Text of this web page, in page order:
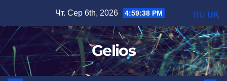
вмісту
Чт. Сер 6th, 2026 4:59:39 PM
Gelios
RU UK